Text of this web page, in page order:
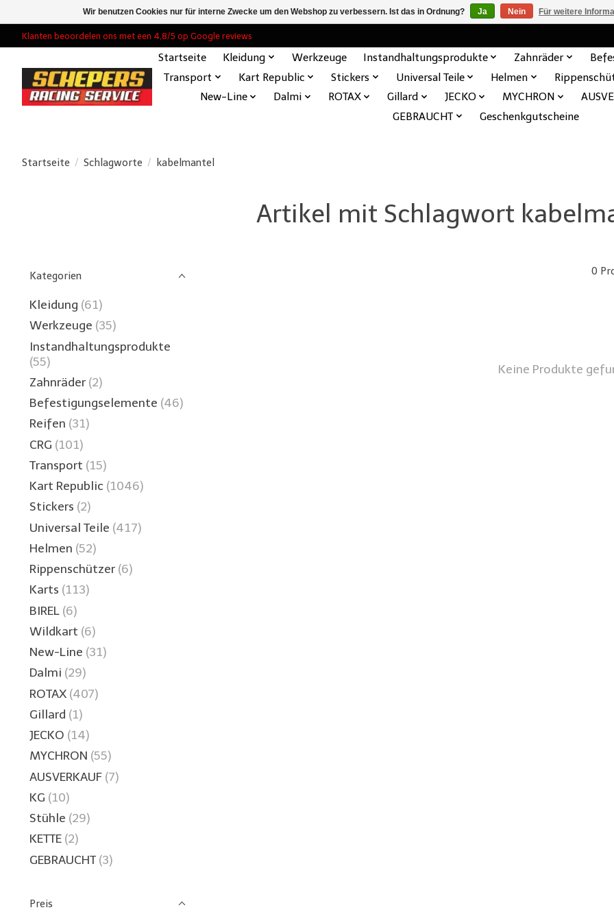
Klanten beoordelen ons met een 4,8/5 op Google reviews
Startseite Kleidung Werkzeuge Instandhaltungsprodukte Zahnräder
Transport
Kart Republic Stickers Universal Teile Helmen
New-Line
Dalmi ROTAX Gillard JECKO MYCHRON
GEBRAUCHT
Geschenkgutscheine
Startseite / Schlagworte / kabelmantel
Artikel mit Schlagwort
Kategorien
Kleidung (61)
Werkzeuge (35)
Instandhaltungsprodukte
(55)
Zahnräder (2)
Befestigungselemente (46)
Reifen (31)
CRG (101)
Transport (15)
Kart Republic (1046)
Stickers (2)
Universal Teile (417)
Helmen (52)
Rippenschützer (6)
Karts (113)
BIREL (6)
Wildkart (6)
New-Line (31)
Dalmi (29)
ROTAX (407)
Gillard (1)
JECKO (14)
MYCHRON (55)
AUSVERKAUF (7)
KG (10)
Stühle (29)
KETTE (2)
GEBRAUCHT (3)
Preis
0
Keine Produkte
Wir benutzen Cookies nur für interne Zwecke um den Webshop zu verbessern. Ist das in Ordnung? Ja Nein Für weitere